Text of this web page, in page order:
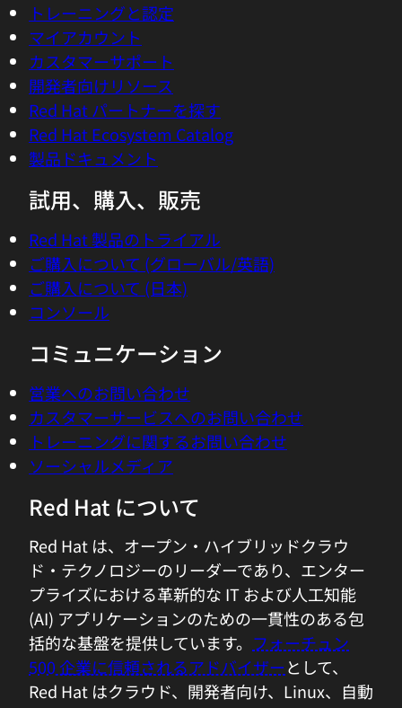
トレーニングと認定
マイアカウント
カスタマーサポート
開発者向けリソース
Red Hat パートナーを探す
Red Hat Ecosystem Catalog
製品ドキュメント
試用、購入、販売
Red Hat 製品のトライアル
ご購入について (グローバル/英語)
ご購入について (日本)
コンソール
コミュニケーション
営業へのお問い合わせ
カスタマーサービスへのお問い合わせ
トレーニングに関するお問い合わせ
ソーシャルメディア
Red Hat について
Red Hat は、オープン・ハイブリッドクラウ
ド・テクノロジーのリーダーであり、エンター
プライズにおける革新的な IT および人工知能
(AI) アプリケーションのための一貫性のある包
括的な基盤を提供しています。 フォーチュン
500 企業に信頼されるアドバイザーとして、
Red Hat はクラウド、開発者向け、Linux、自動